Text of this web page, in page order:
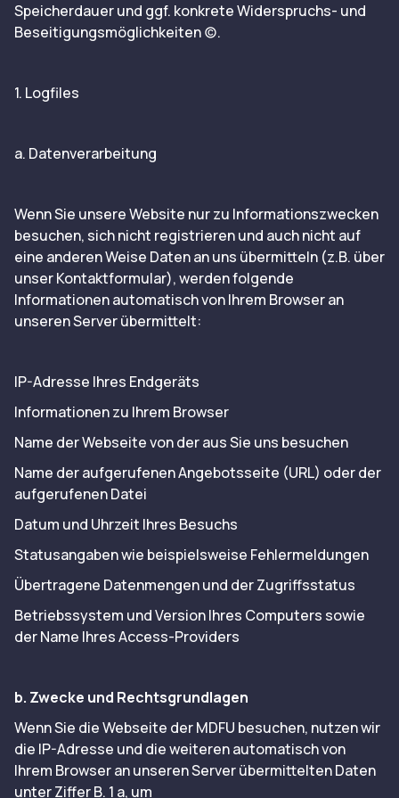
Speicherdauer und ggf. konkrete Widerspruchs- und
Beseitigungsmöglichkeiten (c).
1. Logfiles
a. Datenverarbeitung
Wenn Sie unsere Website nur zu Informationszwecken
besuchen, sich nicht registrieren und auch nicht auf
eine anderen Weise Daten an uns übermitteln (z.B. über
unser Kontaktformular), werden folgende
Informationen automatisch von Ihrem Browser an
unseren Server übermittelt:
IP-Adresse Ihres Endgeräts
Informationen zu Ihrem Browser
Name der Webseite von der aus Sie uns besuchen
Name der aufgerufenen Angebotsseite (URL) oder der
aufgerufenen Datei
Datum und Uhrzeit Ihres Besuchs
Statusangaben wie beispielsweise Fehlermeldungen
Übertragene Datenmengen und der Zugriffsstatus
Betriebssystem und Version Ihres Computers sowie
der Name Ihres Access-Providers
b. Zwecke und Rechtsgrundlagen
Wenn Sie die Webseite der MDFU besuchen, nutzen wir
die IP-Adresse und die weiteren automatisch von
Ihrem Browser an unseren Server übermittelten Daten
unter Ziffer B. 1 a, um